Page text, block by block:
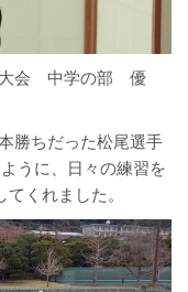
大会 中学の部 優
勝ちだった松尾選手
うに、日々の練習を
くれました。